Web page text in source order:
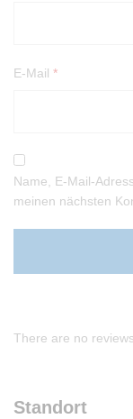
E-Mail *
Name, E-Mail-
meinen nächsten
There are no
Standort